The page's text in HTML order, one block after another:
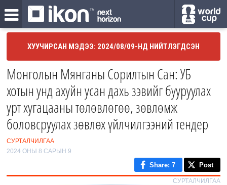
ХУУЧИРСАН МЭДЭЭ: 2024/08/09-НД НИЙТЛЭГДСЭН
Монголын Мянганы Сорилтын Сан: УБ
хотын унд ахуйн усан дахь зэвийг бууруулах
урт хугацааны төлөвлөгөө, зөвлөмж
боловсруулах зөвлөх үйлчилгээний тендер
СУРТАЛЧИЛГАА
2024 ОНЫ 8 САРЫН 9
Share: 7 Post
СУРТАЛЧИЛГАА